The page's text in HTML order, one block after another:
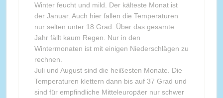
Winter feucht und mild. Der kälteste Monat ist
der Januar. Auch hier fallen die Temperaturen
nur selten unter 18 Grad. Über das gesamte
Jahr fällt kaum Regen. Nur in den
Wintermonaten ist mit einigen Niederschlägen zu
rechnen.
Juli und August sind die heißesten Monate. Die
Temperaturen klettern dann bis auf 37 Grad und
sind für empfindliche Mitteleuropäer nur schwer